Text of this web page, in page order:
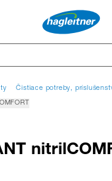
Čistiace potreby,